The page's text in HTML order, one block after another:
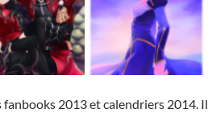
2013 et calendriers 2014. Il